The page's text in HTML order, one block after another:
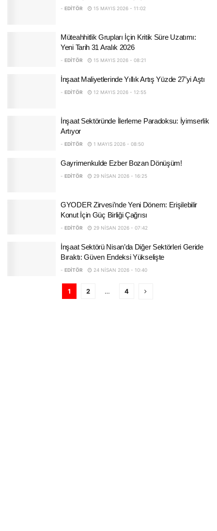
- EDITÖR 15 MAYIS 2026 - 11:02
Müteahhitlik Grupları İçin Kritik Süre Uzatımı:
Yeni Tarih 31 Aralık 2026
- EDITÖR 15 MAYIS 2026 - 08:21
İnşaat Maliyetlerinde Yıllık Artış Yüzde 27’yi Aştı
- EDITÖR 12 MAYIS 2026 - 12:55
İnşaat Sektöründe İlerleme Paradoksu: İyimserlik
Artıyor
- EDITÖR 1 MAYIS 2026 - 08:50
Gayrimenkulde Ezber Bozan Dönüşüm!
- EDITÖR 29 NISAN 2026 - 16:25
GYODER Zirvesi’nde Yeni Dönem: Erişilebilir
Konut İçin Güç Birliği Çağrısı
- EDITÖR 29 NISAN 2026 - 07:42
İnşaat Sektörü Nisan’da Diğer Sektörleri Geride
Bıraktı: Güven Endeksi Yükselişte
- EDITÖR 24 NISAN 2026 - 10:40
1 2 … 4